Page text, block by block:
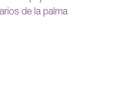
de la palma